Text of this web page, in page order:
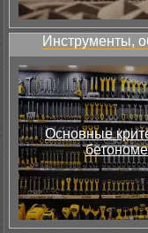
Инструменты,
Основные